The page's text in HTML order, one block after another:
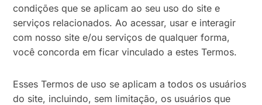
condições que se aplicam ao seu uso do site e
serviços relacionados. Ao acessar, usar e interagir
com nosso site e/ou serviços de qualquer forma,
você concorda em ficar vinculado a estes Termos.
Esses Termos de uso se aplicam a todos os usuários
do site, incluindo, sem limitação, os usuários que